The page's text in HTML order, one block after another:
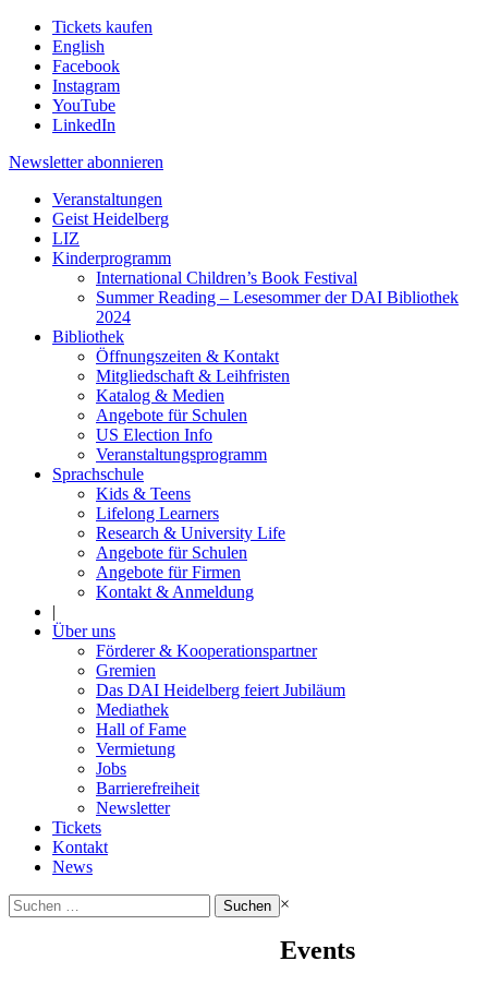
Tickets kaufen
English
Facebook
Instagram
YouTube
LinkedIn
Newsletter abonnieren
Veranstaltungen
Geist Heidelberg
LIZ
Kinderprogramm
International Children’s Book Festival
Summer Reading – Lesesommer der DAI Bibliothek
2024
Bibliothek
Öffnungszeiten & Kontakt
Mitgliedschaft & Leihfristen
Katalog & Medien
Angebote für Schulen
US Election Info
Veranstaltungsprogramm
Sprachschule
Kids & Teens
Lifelong Learners
Research & University Life
Angebote für Schulen
Angebote für Firmen
Kontakt & Anmeldung
|
Über uns
Förderer & Kooperationspartner
Gremien
Das DAI Heidelberg feiert Jubiläum
Mediathek
Hall of Fame
Vermietung
Jobs
Barrierefreiheit
Newsletter
Tickets
Kontakt
News
Suchen
nach:
×
Events